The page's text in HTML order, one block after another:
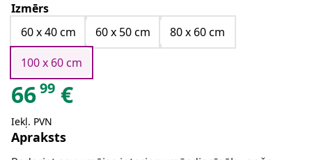
Izmērs
60 x 40 cm
60 x 50 cm
80 x 60 cm
100 x 60 cm
6699 €
Iekļ. PVN
Apraksts